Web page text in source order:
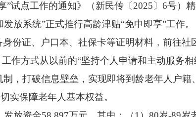
”试点工作的通知》（新民传〔 2025 〕6号）
发放系统”正式推行高龄津贴“免申即享”工作。
份证、户口本、社保卡等证明材料，前往
工作方式从以前的“坚持个人申请和主动服务相
制，打破信息壁垒，实现即将到龄老年人户
切实保障老年人基本权益。